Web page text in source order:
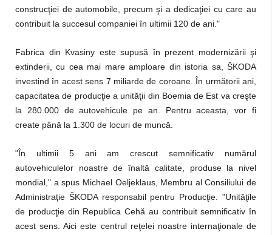
construcţiei de automobile, precum şi a dedicaţiei cu care au
contribuit la succesul companiei în ultimii 120 de ani."
Fabrica din Kvasiny este supusă în prezent modernizării şi
extinderii, cu cea mai mare amploare din istoria sa, ŠKODA
investind în acest sens 7 miliarde de coroane. În următorii ani,
capacitatea de producţie a unităţii din Boemia de Est va creşte
la 280.000 de autovehicule pe an. Pentru aceasta, vor fi
create până la 1.300 de locuri de muncă.
"În ultimii 5 ani am crescut semnificativ numărul
autovehiculelor noastre de înaltă calitate, produse la nivel
mondial," a spus Michael Oeljeklaus, Membru al Consiliului de
Administraţie ŠKODA responsabil pentru Producţie. "Unităţile
de producţie din Republica Cehă au contribuit semnificativ în
acest sens. Aici este centrul reţelei noastre internaţionale de